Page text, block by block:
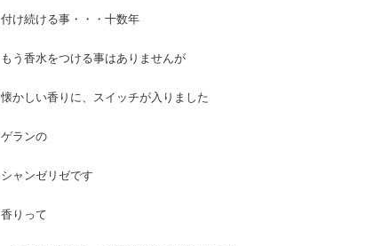
付け続ける事・・・十数年
もう香水をつける事はありませんが
懐かしい香りに、スイッチが入りました
ゲランの
シャンゼリゼです
香りって